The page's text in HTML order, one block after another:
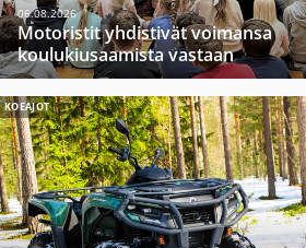
06.08.2026
Motoristit yhdistivät voimansa
koulukiusaamista vastaan
KOEAJOT